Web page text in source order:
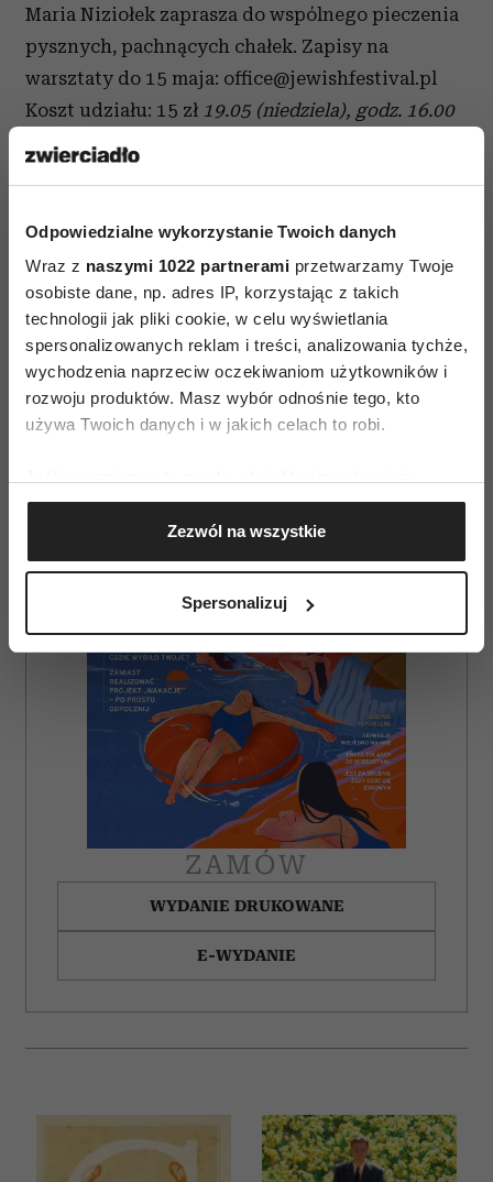
Odpowiedzialne wykorzystanie Twoich danych
Wraz z naszymi 1022 partnerami przetwarzamy Twoje
osobiste dane, np. adres IP, korzystając z takich
technologii jak pliki cookie, w celu wyświetlania
spersonalizowanych reklam i treści, analizowania tychże,
wychodzenia naprzeciw oczekiwaniom użytkowników i
rozwoju produktów. Masz wybór odnośnie tego, kto
używa Twoich danych i w jakich celach to robi.
Gromadzić dane dotyczące Twojej lokalizacji
geograficznej z dokładnością nawet do kilku metrów
Identyfikować Twoje urządzenie, aktywnie
(fingerprinting, czyli wirtualny odcisk palca)
dane są przetwarzane oraz ustaw własne preferencje w
sekcji szczegółów. W Deklaracji plików cookie możesz
zmienić lub wycofać swoją zgodę w dowolnej chwili.
Wykorzystujemy pliki cookie do spersonalizowania treści
i reklam, aby oferować funkcje społecznościowe i
analizować ruch w naszej witrynie. Informacje o tym, jak
korzystasz z naszej witryny, udostępniamy partnerom
społecznościowym, reklamowym i analitycznym.
Partnerzy mogą połączyć te informacje z innymi danymi
otrzymanymi od Ciebie lub uzyskanymi podczas
korzystania z ich usług.
Zezwól na wszystkie
Spersonalizuj
Maria Niziołek zaprasza do wspólnego pieczenia
pysznych, pachnących chałek. Zapisy na
warsztaty do 15 maja: office@jewishfestival.pl
Koszt udziału: 15 zł 19.05 (niedziela), godz. 16.00
Warsztaty parzenia kawy: Dripy,
wstęp wolny! Więcej - na f
AUTOPROMOCJA
ZAMÓW
WYDANIE DRUKOWANE
E-WYDANIE